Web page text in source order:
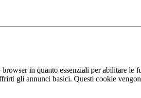
in quanto essenziali per abilitare
gli annunci basici. Questi cookie